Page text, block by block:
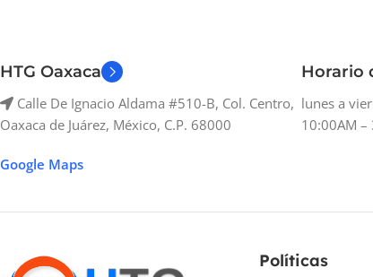
HTG Oaxaca
Calle De Ignacio Aldama #510-B, Col. Centro,
Oaxaca de Juárez, México, C.P. 68000
Google Maps
Horario
lunes a
10:00AM
Políticas